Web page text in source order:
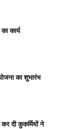
कार्य
का शुभारंभ
दी कुकर्मियों ने